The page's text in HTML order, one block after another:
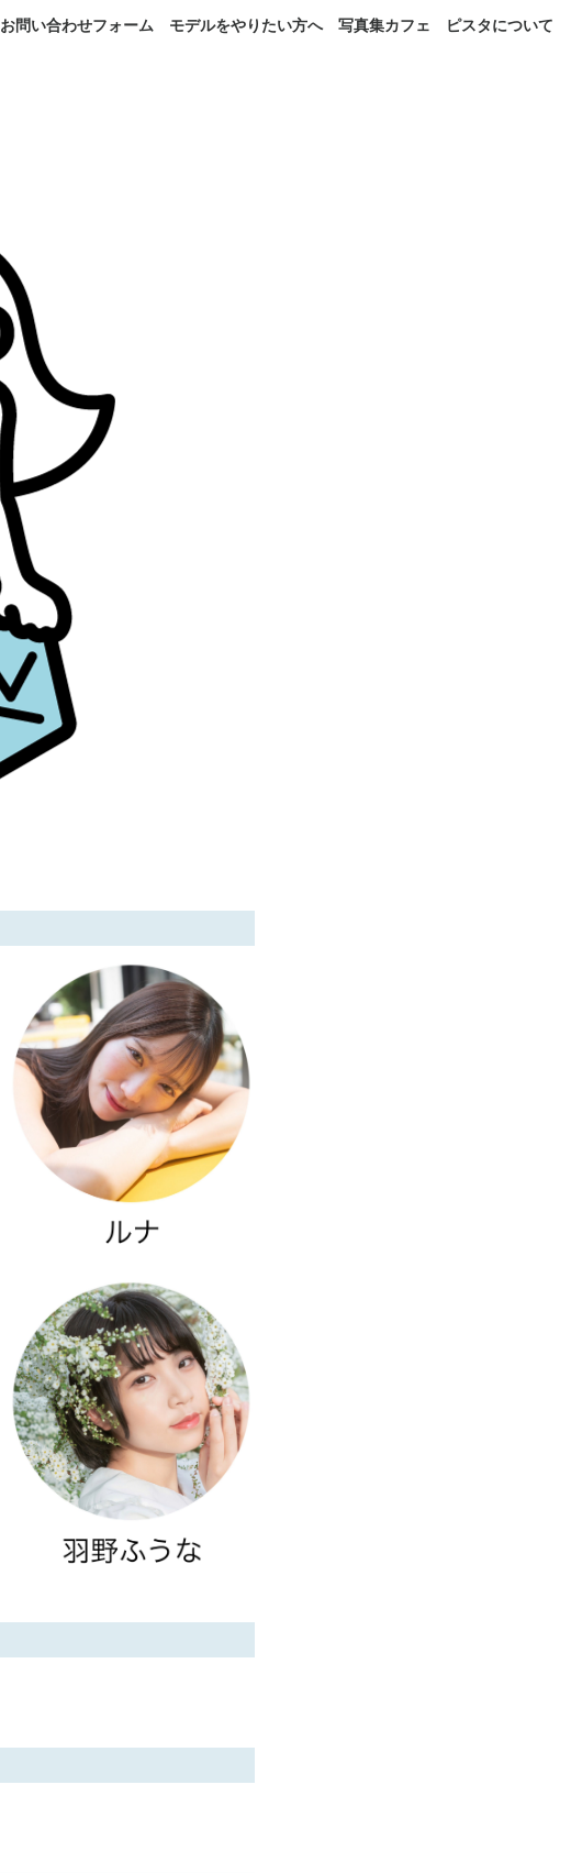
お問い合わせフォーム モデルをやりたい方へ 写真集カフェ ピスタについて